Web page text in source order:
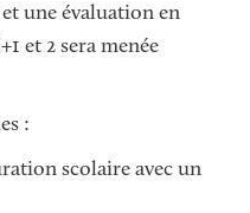
une évaluation en
et 2 sera menée
:
scolaire avec un